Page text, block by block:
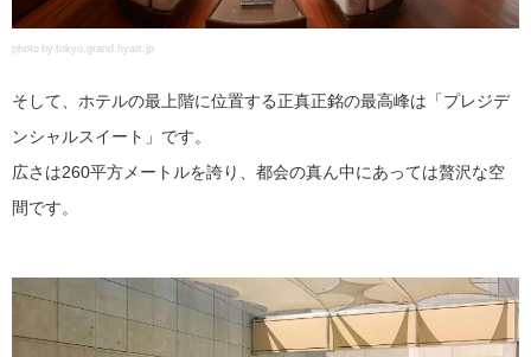
photo by tokyo.grand.hyatt.jp
そして、ホテルの最上階に位置する正真正銘の最高峰は「プレジデ
ンシャルスイート」です。
広さは260平方メートルを誇り、都会の真ん中にあっては贅沢な空
間です。